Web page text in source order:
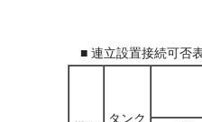
■ 連立設置接続可否
タンク